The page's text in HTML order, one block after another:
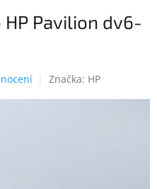
Pavilion dv6-
Značka: HP